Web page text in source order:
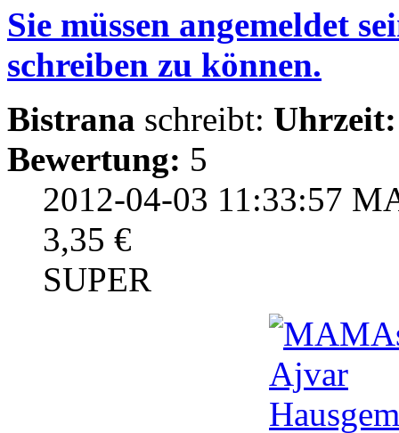
Sie müssen angemeldet
schreiben zu können.
Bistrana schreibt: Uhrzeit:
Bewertung: 5
2012-04-03 11:33:57
3,35 €
SUPER